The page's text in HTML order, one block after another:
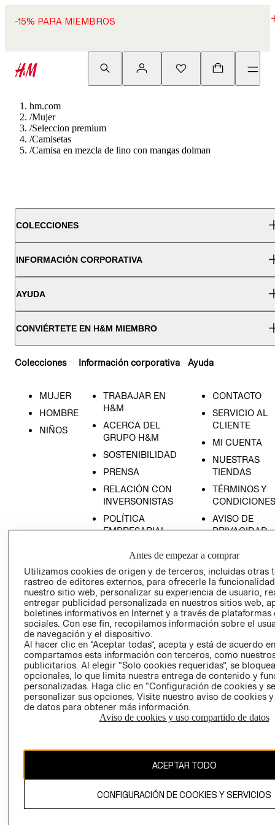
-15% PARA MIEMBROS
hm.com
/Mujer
/Seleccion premium
/Camisetas
/Camisa en mezcla de lino con mangas dolman
COLECCIONES
INFORMACIÓN CORPORATIVA
AYUDA
CONVIÉRTETE EN H&M MIEMBRO
Colecciones
MUJER
HOMBRE
NIÑOS
Información corporativa
TRABAJAR EN
H&M
ACERCA DEL
GRUPO H&M
SOSTENIBILIDAD
PRENSA
RELACIÓN CON
INVERSONISTAS
POLÍTICA
EMPRESARIAL
Ayuda
CONTACTO
SERVICIO AL
CLIENTE
MI CUENTA
NUESTRAS
TIENDAS
TÉRMINOS Y
CONDICIONES
AVISO DE
PRIVACIDAD
COOKIES
LIBRO DE
Ecuador ($)
CAMBIAR REGIÓN
El contenido de esta página web está protegido por copyright y es
propiedad de H&M Hennes & Mauritz AB.
Antes de empezar a comprar
Utilizamos cookies de origen y de terceros, incluidas otras
rastreo de editores externos, para ofrecerle la
nuestro sitio web, personalizar su experiencia de usuario,
entregar publicidad personalizada en nuestros sitios web,
boletines informativos en Internet y a través de plataformas
sociales. Con ese fin, recopilamos información sobre el
de navegación y el dispositivo.
Al hacer clic en “Aceptar todas”, acepta y está de acuerdo
compartamos esta información con terceros, como
publicitarios. Al elegir “Solo cookies requeridas”, se
opcionales, lo que limita nuestra entrega de contenido y
personalizadas. Haga clic en “Configuración de cookies y
personalizar sus opciones. Visite nuestro aviso de cookies
de datos para obtener más información.
Aviso de cookies y uso compartido de datos
ACEPTAR TODO
CONFIGURACIÓN DE COOKIES Y SERVICIOS